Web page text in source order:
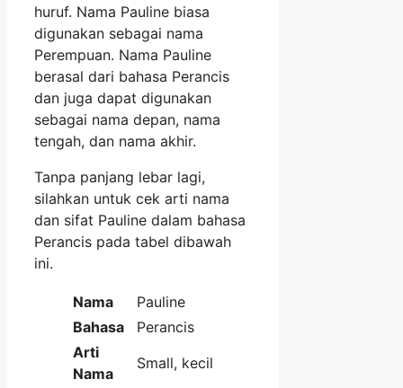
huruf. Nama Pauline biasa
digunakan sebagai nama
Perempuan. Nama Pauline
berasal dari bahasa Perancis
dan juga dapat digunakan
sebagai nama depan, nama
tengah, dan nama akhir.
Tanpa panjang lebar lagi,
silahkan untuk cek arti nama
dan sifat Pauline dalam bahasa
Perancis pada tabel dibawah
ini.
Nama
Pauline
Bahasa
Perancis
Arti
Nama
Small, kecil